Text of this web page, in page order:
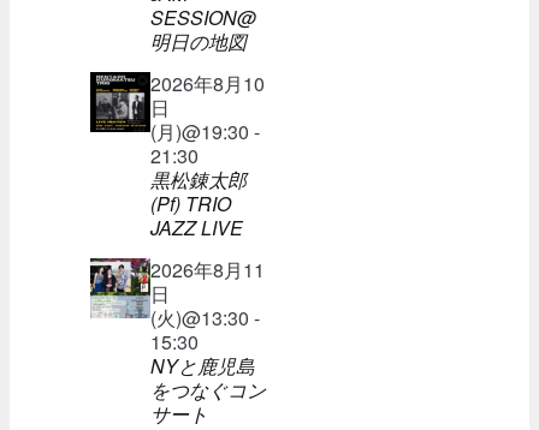
SESSION@
明日の地図
2026年8月10
日
(月)@19:30 -
21:30
黒松錬太郎
(Pf) TRIO
JAZZ LIVE
2026年8月11
日
(火)@13:30 -
15:30
NYと鹿児島
をつなぐコン
サート